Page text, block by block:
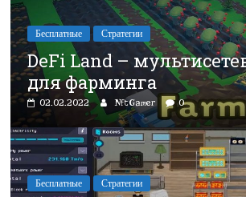
Бесплатные Стратегии
DeFi Land –
для фарминга
02.02.2022 NftGamer 0
Бесплатные Стратегии